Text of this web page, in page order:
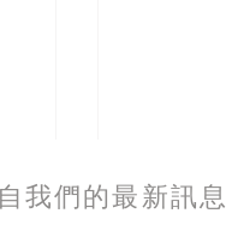
我們的最新訊息